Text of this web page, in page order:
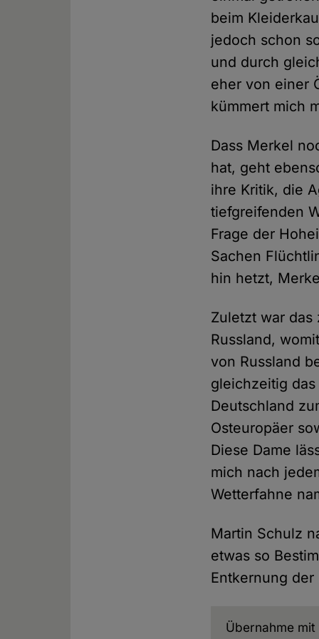
beim
jedoch schon
und durch
eher von einer
kümmert mich
Dass Merkel
hat, geht
ihre Kritik, die
tiefgreifenden
Frage der
Sachen
hin hetzt,
Zuletzt war
Russland,
von Russland
gleichzeitig
Deutschland
Osteuropäer
Diese Dame
mich nach
Wetterfahne
Martin Schulz
etwas so
Entkernung
Übernahme